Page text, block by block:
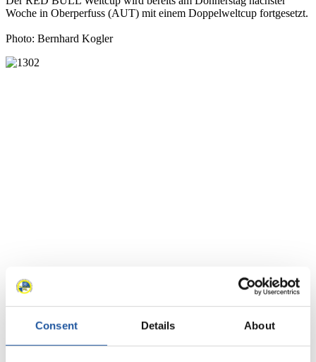
Consent Details About
Woche in Oberperfuss (AUT) mit einem Doppelweltcup fortgesetzt.
Photo: Bernhard Kogler